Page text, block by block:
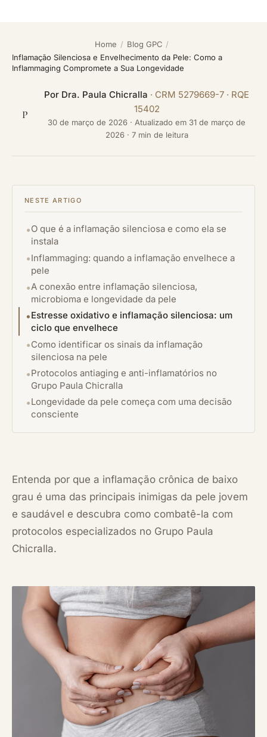
Home / Blog GPC /
Inflamação Silenciosa e Envelhecimento da Pele: Como a
Inflammaging Compromete a Sua Longevidade
P
Por Dra. Paula Chicralla · CRM 5279669-7 · RQE
15402
30 de março de 2026 · Atualizado em 31 de março de
2026 · 7 min de leitura
NESTE ARTIGO
O que é a inflamação silenciosa e como ela se
instala
Inflammaging: quando a inflamação envelhece a
pele
A conexão entre inflamação silenciosa,
microbioma e longevidade da pele
Estresse oxidativo e inflamação silenciosa: um
ciclo que envelhece
Como identificar os sinais da inflamação
silenciosa na pele
Protocolos antiaging e anti-inflamatórios no
Grupo Paula Chicralla
Longevidade da pele começa com uma decisão
consciente
Entenda por que a inflamação crônica de baixo
grau é uma das principais inimigas da pele jovem
e saudável e descubra como combatê-la com
protocolos especializados no Grupo Paula
Chicralla.